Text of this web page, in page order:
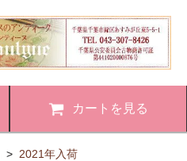
カートを見る
> 2021年入荷